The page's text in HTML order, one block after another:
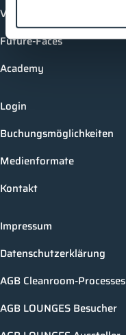
Vorträge
Future-Faces
Academy
Login
Buchungsmöglichkeiten
Medienformate
Kontakt
Impressum
Datenschutzerklärung
AGB Cleanroom-Processes
AGB LOUNGES Besucher